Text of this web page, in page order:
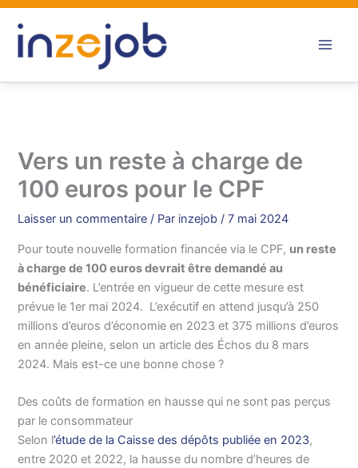
Aller
contenu
Vers un reste à charge de
100 euros pour le CPF
Laisser un commentaire / Par inzejob/7 mai 2024
Pour toute nouvelle formation financée via le CPF, un reste
à charge de 100 euros devrait être demandé au
bénéficiaire. L’entrée en vigueur de cette mesure est
prévue le 1er mai 2024. L’exécutif en attend jusqu’à 250
millions d’euros d’économie en 2023 et 375 millions d’euros
en année pleine, selon un article des Échos du 8 mars
2024. Mais est-ce une bonne chose ?
Des coûts de formation en hausse qui ne sont pas perçus
par le consommateur
Selon l’étude de la Caisse des dépôts publiée en 2023,
entre 2020 et 2022, la hausse du nombre d’heures de